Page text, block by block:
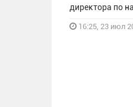
директора по
16:25, 23 июл